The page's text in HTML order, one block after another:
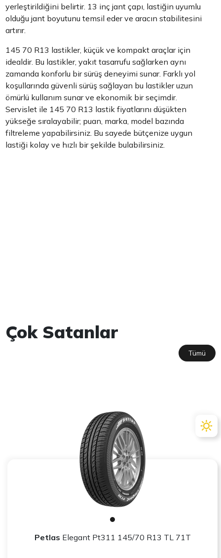
yerleştirildiğini belirtir. 13 inç jant çapı, lastiğin uyumlu
olduğu jant boyutunu temsil eder ve aracın stabilitesini
artırır.
145 70 R13 lastikler, küçük ve kompakt araçlar için
idealdir. Bu lastikler, yakıt tasarrufu sağlarken aynı
zamanda konforlu bir sürüş deneyimi sunar. Farklı yol
koşullarında güvenli sürüş sağlayan bu lastikler uzun
ömürlü kullanım sunar ve ekonomik bir seçimdir.
Servislet ile 145 70 R13 lastik fiyatlarını düşükten
yükseğe sıralayabilir; puan, marka, model bazında
filtreleme yapabilirsiniz. Bu sayede bütçenize uygun
lastiği kolay ve hızlı bir şekilde bulabilirsiniz.
Çok Satanlar
Tümü
Petlas Elegant Pt311 145/70 R13 TL 71T